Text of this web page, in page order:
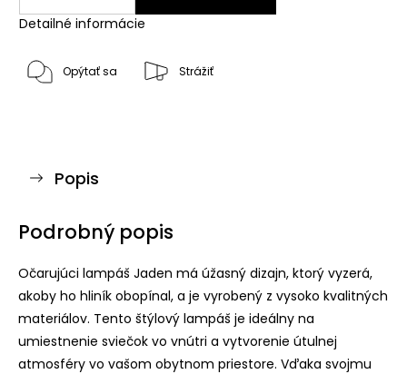
Detailné informácie
Opýtať sa Strážiť
Popis
Podrobný popis
Očarujúci lampáš Jaden má úžasný dizajn, ktorý vyzerá,
akoby ho hliník obopínal, a je vyrobený z vysoko kvalitných
materiálov. Tento štýlový lampáš je ideálny na
umiestnenie sviečok vo vnútri a vytvorenie útulnej
atmosféry vo vašom obytnom priestore. Vďaka svojmu